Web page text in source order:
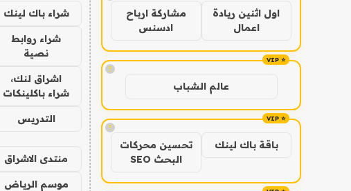
اول اثنين ريادة
اعمال
مشاركة ارباح
ادسنس
!
عالم الشباب
!
باقة باك لينك
تحسين محركات
البحث SEO
شراء باك لينك
شراء روابط
نصية
اشراق لنك،
شراء باكلينكات
التدريس
منتدى الاشراق
موسم الرياض